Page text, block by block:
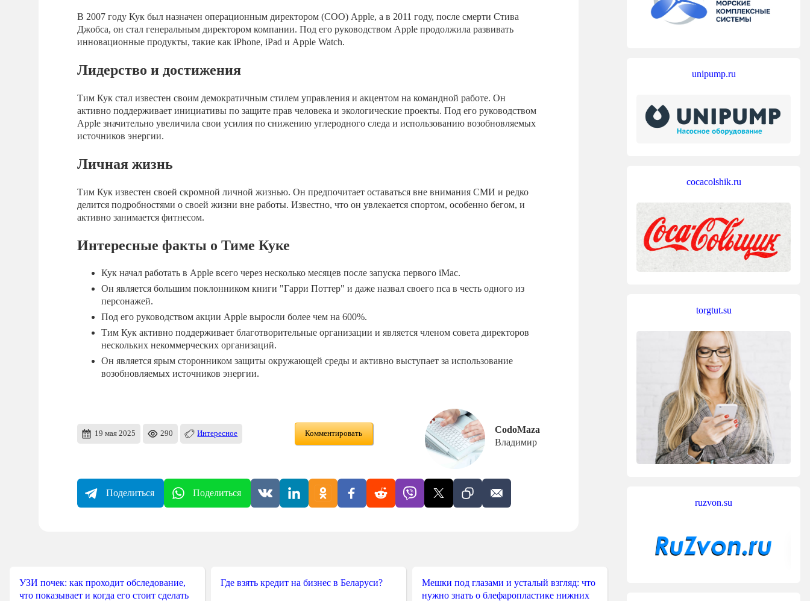
В 2007 году Кук был назначен операционным директором (COO) Apple, а в 2011 году, после смерти Стива
Джобса, он стал генеральным директором компании. Под его руководством Apple продолжила развивать
инновационные продукты, такие как iPhone, iPad и Apple Watch.
Лидерство и достижения
Тим Кук стал известен своим демократичным стилем управления и акцентом на командной работе. Он
активно поддерживает инициативы по защите прав человека и экологические проекты. Под его руководством
Apple значительно увеличила свои усилия по снижению углеродного следа и использованию возобновляемых
источников энергии.
Личная жизнь
Тим Кук известен своей скромной личной жизнью. Он предпочитает оставаться вне внимания СМИ и редко
делится подробностями о своей жизни вне работы. Известно, что он увлекается спортом, особенно бегом, и
активно занимается фитнесом.
Интересные факты о Тиме Куке
Кук начал работать в Apple всего через несколько месяцев после запуска первого iMac.
Он является большим поклонником книги "Гарри Поттер" и даже назвал своего пса в честь одного из
персонажей.
Под его руководством акции Apple выросли более чем на 600%.
Тим Кук активно поддерживает благотворительные организации и является членом совета директоров
нескольких некоммерческих организаций.
Он является ярым сторонником защиты окружающей среды и активно выступает за использование
возобновляемых источников энергии.
19 мая 2025 290 Интересное Комментировать
CodoMaza
Владимир
Поделиться Поделиться
УЗИ почек: как проходит обследование,
что показывает и когда его стоит сделать
Где взять кредит на бизнес в Беларуси?
Мешки под глазами и усталый взгляд: что
нужно знать о блефаропластике нижних
unipump.ru
cocacolshik.ru
torgtut.su
ruzvon.su